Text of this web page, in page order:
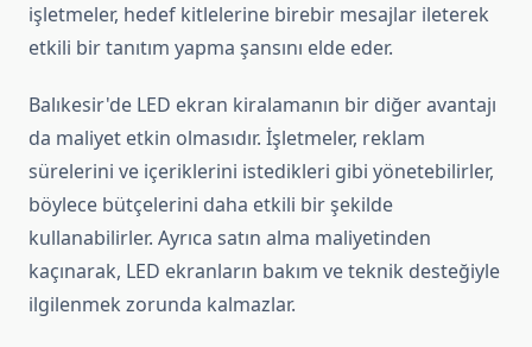
işletmeler, hedef kitlelerine birebir mesajlar ileterek
etkili bir tanıtım yapma şansını elde eder.
Balıkesir'de LED ekran kiralamanın bir diğer avantajı
da maliyet etkin olmasıdır. İşletmeler, reklam
sürelerini ve içeriklerini istedikleri gibi yönetebilirler,
böylece bütçelerini daha etkili bir şekilde
kullanabilirler. Ayrıca satın alma maliyetinden
kaçınarak, LED ekranların bakım ve teknik desteğiyle
ilgilenmek zorunda kalmazlar.